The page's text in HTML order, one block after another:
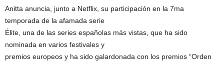
Anitta anuncia, junto a Netflix, su participación en la 7ma
temporada de la afamada serie
Élite, una de las series españolas más vistas, que ha sido
nominada en varios festivales y
premios europeos y ha sido galardonada con los premios “Orden